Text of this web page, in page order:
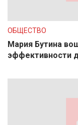
ОБЩЕСТВО
Мария Бутина
эффективности